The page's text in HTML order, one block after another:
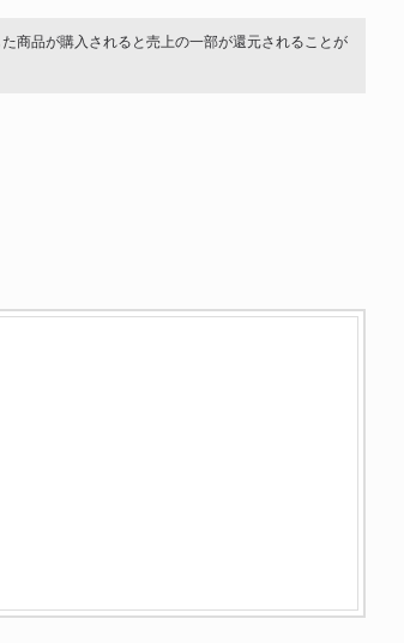
商品が購入されると売上の一部が還元されることが